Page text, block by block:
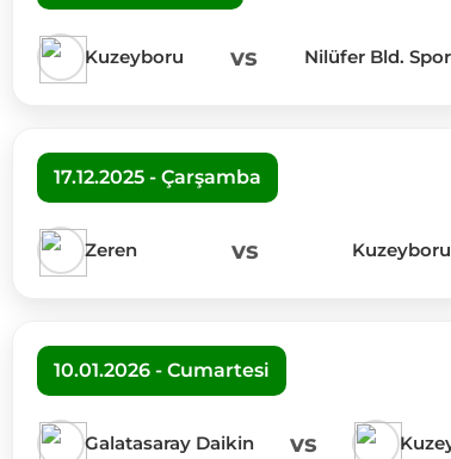
Kuzeyboru vs Nilüfer Bld. Spor
17.12.2025 - Çarşamba
Zeren vs Kuzeyboru
10.01.2026 - Cumartesi
Galatasaray Daikin vs